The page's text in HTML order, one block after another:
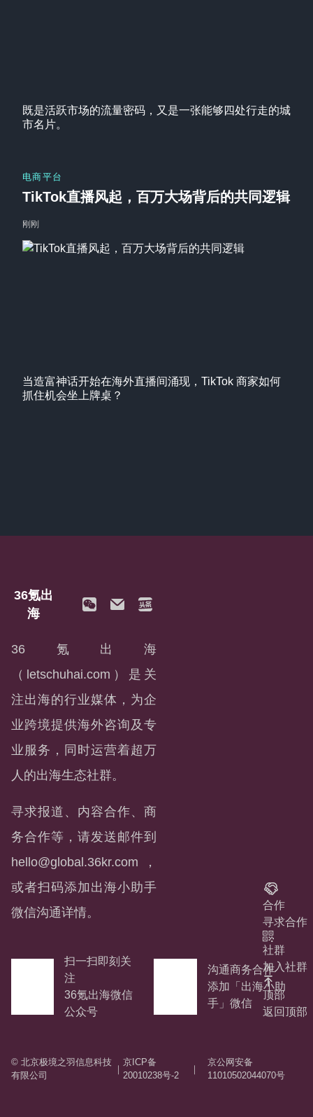
既是活跃市场的流量密码，又是一张能够四处行走的城
市名片。
当造富神话开始在海外直播间涌现，TikTok 商家如何
抓住机会坐上牌桌？
电商平台
TikTok直播风起，百万大场背后的共同逻辑
刚刚
合作
寻求合作
社群
加入社群
顶部
返回顶部
36氪出
海
36氪出海
（letschuhai.com）是关
注出海的行业媒体，为企
业跨境提供海外咨询及专
业服务，同时运营着超万
人的出海生态社群。
寻求报道、内容合作、商
务合作等，请发送邮件到
hello@global.36kr.com ，
或者扫码添加出海小助手
微信沟通详情。
扫一扫即刻关
注
36氪出海微信
公众号
沟通商务合作
添加「出海小助
手」微信
© 北京极境之羽信息科技
有限公司
｜
京ICP备
20010238号-2
｜
京公网安备
11010502044070号